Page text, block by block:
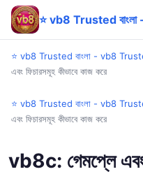
⭐ vb8 Trusted
⭐ vb8 Trusted বাংলা - vb8
এবং ফিচারসমূহ কীভাবে কাজ করে
⭐ vb8 Trusted বাংলা - vb8
এবং ফিচারসমূহ কীভাবে কাজ করে
vb8c: গেমপ্লে এবং